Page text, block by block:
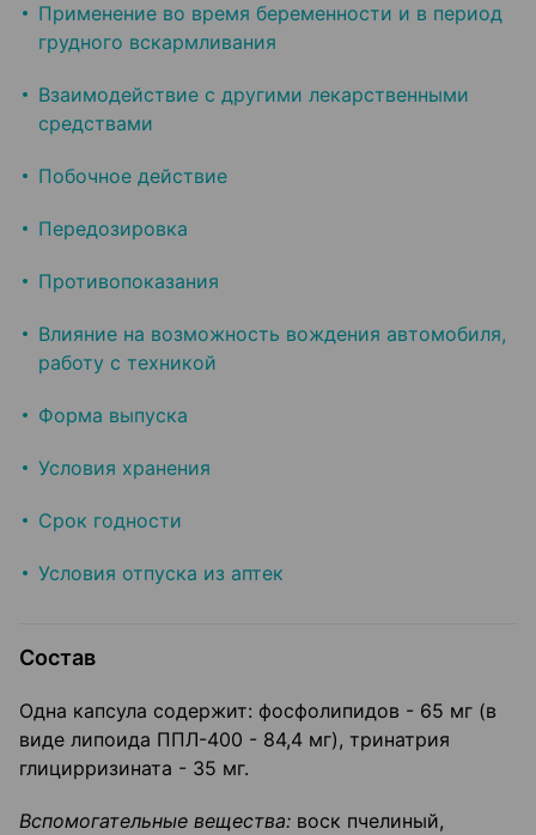
Применение во время беременности и в период
грудного вскармливания
Взаимодействие с другими лекарственными
средствами
Побочное действие
Передозировка
Противопоказания
Влияние на возможность вождения автомобиля,
работу с техникой
Форма выпуска
Условия хранения
Срок годности
Условия отпуска из аптек
Состав
Одна капсула содержит: фосфолипидов - 65 мг (в
виде липоида ППЛ-400 - 84,4 мг), тринатрия
глицирризината - 35 мг.
Вспомогательные вещества: воск пчелиный,